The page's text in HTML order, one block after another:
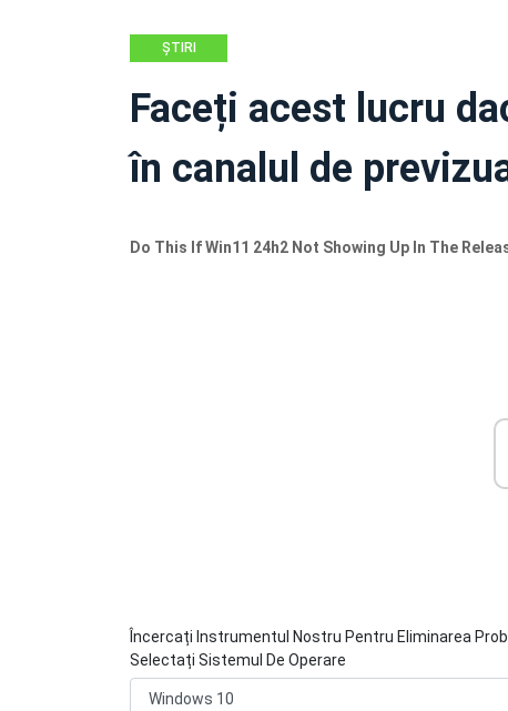
ȘTIRI
Faceți acest lucru
în canalul de
Do This If Win11 24h2 Not Showing Up In The
Încercați Instrumentul Nostru Pentru Eliminarea
Selectați Sistemul De Operare